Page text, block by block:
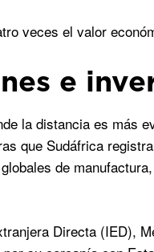
veces el valor
e
la distancia es más
que Sudáfrica
de
Directa (IED),